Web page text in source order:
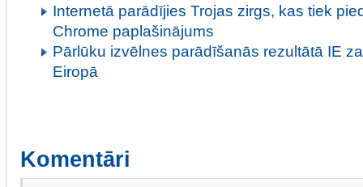
Internetā parādījies Trojas zirgs, kas tiek
Chrome paplašinājums
Pārlūku izvēlnes parādīšanās rezultātā IE
Eiropā
Komentāri